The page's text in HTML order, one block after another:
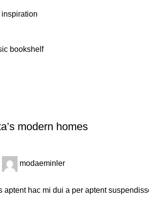
bookshelf
modern homes
modaeminler
aptent hac mi dui a per aptent